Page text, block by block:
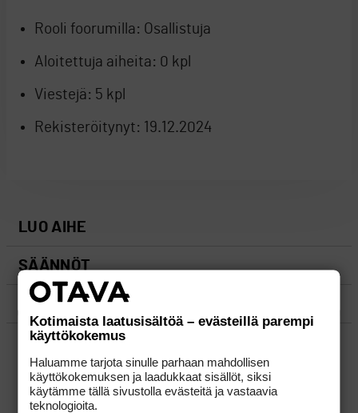
Rooli foorumilla: Osallistuja
Aloitettuja aiheita: 0 kpl
Viestejä: 5 kpl
Rekisteröitynyt: 19.12.2024
LUO AIHE
SÄÄNNÖT
OHJEET
UUSIMMAT VIESTIKETJUT
YLEISTÄ
Kotimaista laatusisältöä – evästeillä parempi
käyttökokemus
Haluamme tarjota sinulle parhaan mahdollisen
käyttökokemuksen ja laadukkaat sisällöt, siksi
käytämme tällä sivustolla evästeitä ja vastaavia
teknologioita.